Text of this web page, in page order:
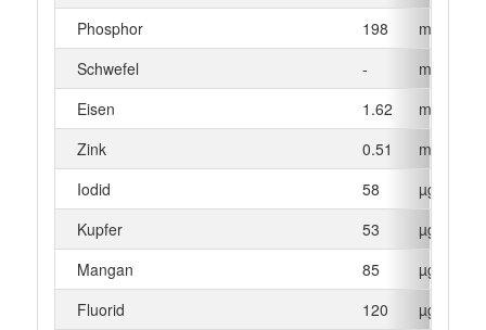
Phosphor
198
mg
Schwefel
-
mg
Eisen
1.62
mg
Zink
0.51
mg
Iodid
58
µg
Kupfer
53
µg
Mangan
85
µg
Fluorid
120 µg